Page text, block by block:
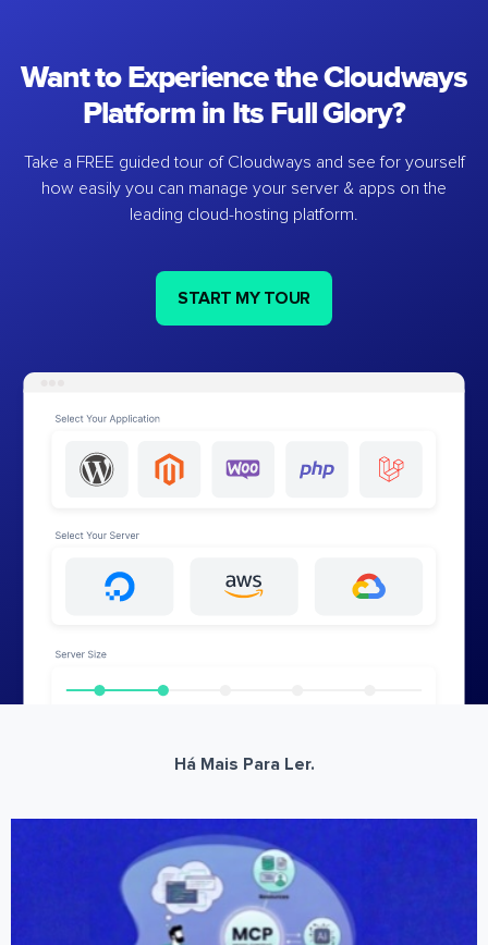
Want to Experience the Cloudways
Platform in Its Full Glory?
Take a FREE guided tour of Cloudways and see for yourself
how easily you can manage your server & apps on the
leading cloud-hosting platform.
START MY TOUR
Há Mais Para Ler.